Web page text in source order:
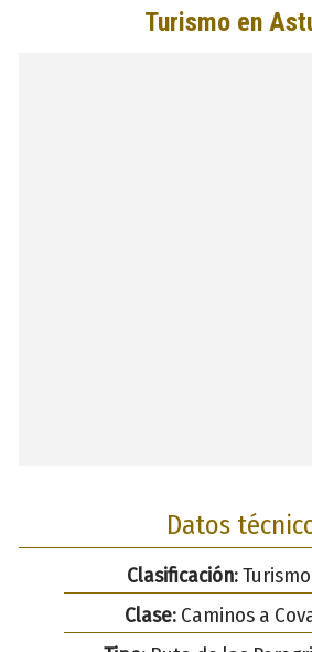
Datos
Clasificación:
Clase:Caminos a